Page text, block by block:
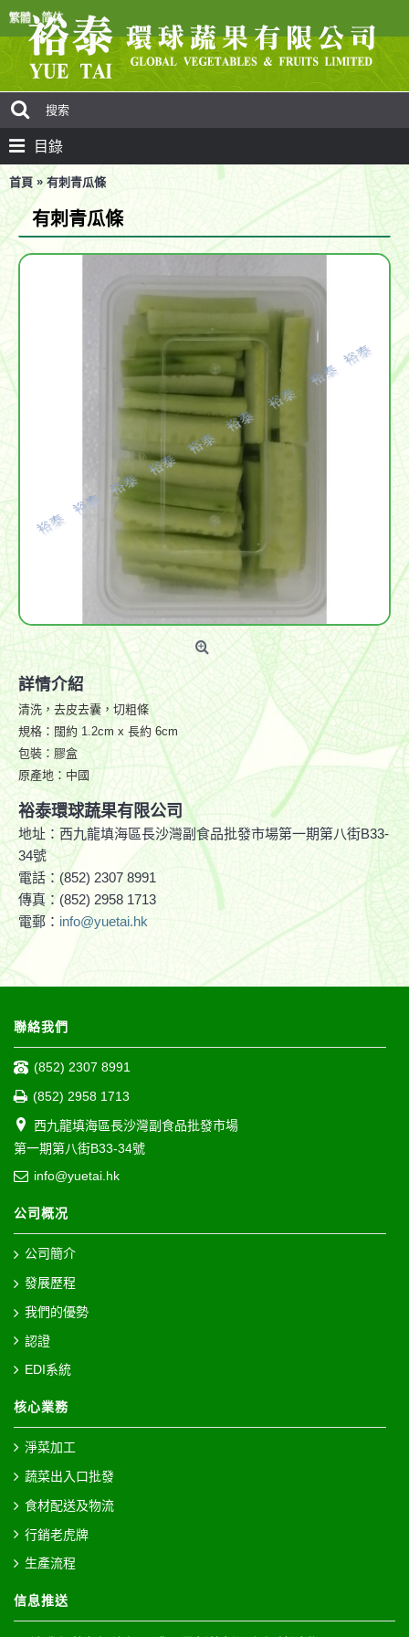
目錄
首頁 » 有刺青瓜條
有刺青瓜條
詳情介紹
清洗，去皮去囊，切粗條
規格：闊約 1.2cm x 長約 6cm
包裝：膠盒
原產地：中國
裕泰環球蔬果有限公司
地址：西九龍填海區長沙灣副食品批發市場第一期第八街B33-
34號
電話：(852) 2307 8991
傳真：(852) 2958 1713
電郵： info@yuetai.hk
聯絡我們
(852) 2307 8991
(852) 2958 1713
西九龍填海區長沙灣副食品批發市場
第一期第八街B33-34號
info@yuetai.hk
公司概况
公司簡介
發展歷程
我們的優勢
認證
EDI系統
核心業務
淨菜加工
蔬菜出入口批發
食材配送及物流
行銷老虎牌
生產流程
信息推送